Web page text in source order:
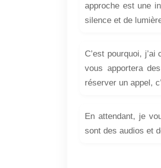
approche est une
silence et de
C’est pourquoi,
vous apportera
réserver un appel,
En attendant, je
sont des audios et